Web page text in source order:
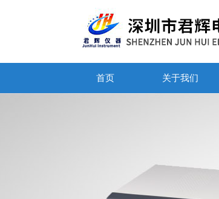
首页 关于我们